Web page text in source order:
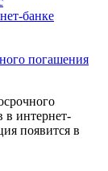
погашения
в интернет-
появится в